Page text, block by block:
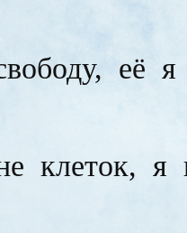
её я
клеток, я